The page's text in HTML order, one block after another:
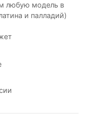
любую модель в
и палладий)